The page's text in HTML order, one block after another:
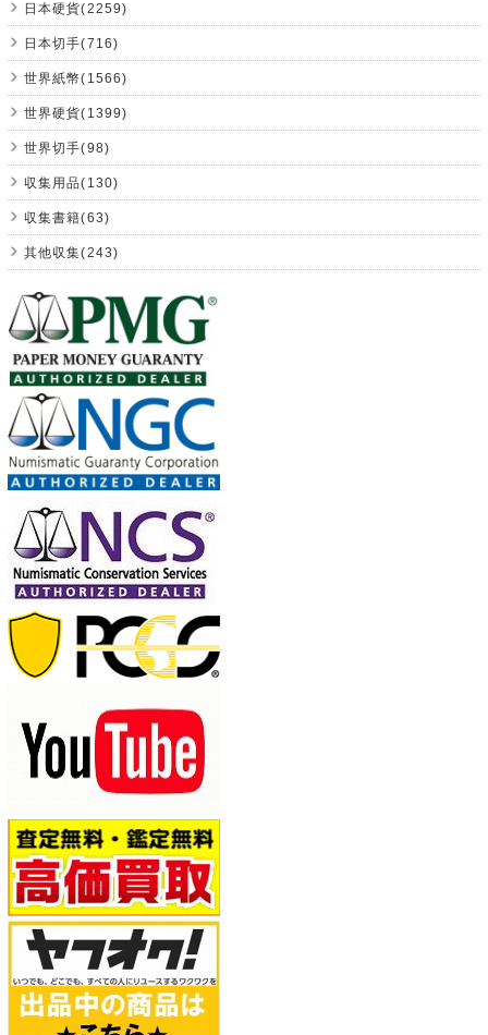
日本硬貨(2259)
日本切手(716)
世界紙幣(1566)
世界硬貨(1399)
世界切手(98)
収集用品(130)
収集書籍(63)
其他収集(243)